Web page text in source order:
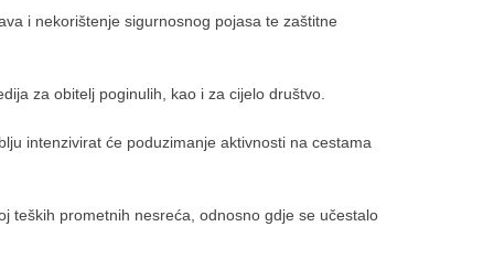
i nekorištenje sigurnosnog pojasa te zaštitne
za obitelj poginulih, kao i za cijelo društvo.
intenzivirat će poduzimanje aktivnosti na cestama
teških prometnih nesreća, odnosno gdje se učestalo